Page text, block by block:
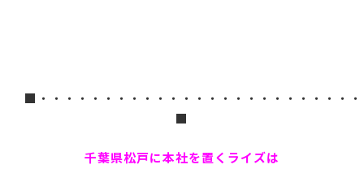
■・・・・・・・・・・・・・・・・・・・・・・・・
■
千葉県松戸に本社を置くライズは